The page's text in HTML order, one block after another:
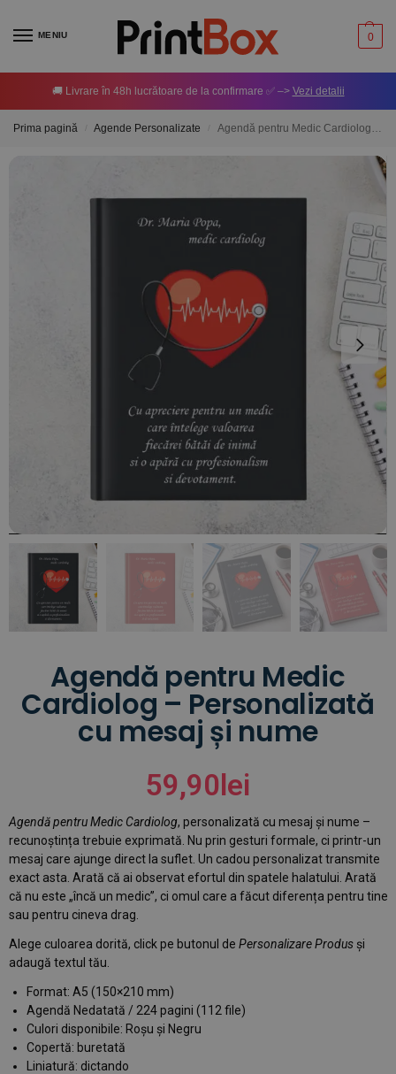
MENIU 0
🚚 Livrare în 48h lucrătoare de la confirmare ✅ –> Vezi detalii
Prima pagină Agende Personalizate Agendă pentru Medic Cardiolog – Personalizată cu mesaj și nume
Agendă pentru Medic
Cardiolog – Personalizată
cu mesaj și nume
59,90lei
Agendă pentru Medic Cardiolog, personalizată cu mesaj și nume –
recunoștința trebuie exprimată. Nu prin gesturi formale, ci printr-un
mesaj care ajunge direct la suflet. Un cadou personalizat transmite
exact asta. Arată că ai observat efortul din spatele halatului. Arată
că nu este „încă un medic”, ci omul care a făcut diferența pentru tine
sau pentru cineva drag.
Alege culoarea dorită, click pe butonul de Personalizare Produs și
adaugă textul tău.
Format: A5 (150×210 mm)
Agendă Nedatată / 224 pagini (112 file)
Culori disponibile: Roșu și Negru
Copertă: buretată
Liniatură: dictando